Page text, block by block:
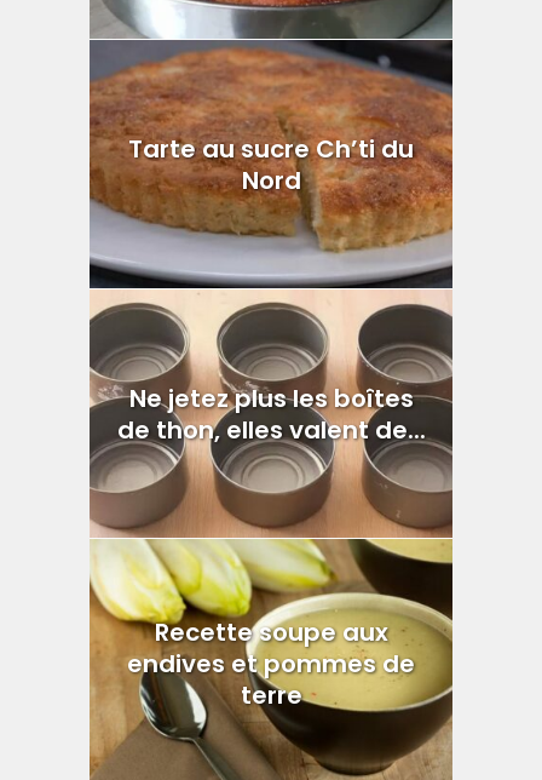
Tarte au sucre Ch’ti du
Nord
Ne jetez plus les boîtes
de thon, elles valent de...
Recette soupe aux
endives et pommes de
terre